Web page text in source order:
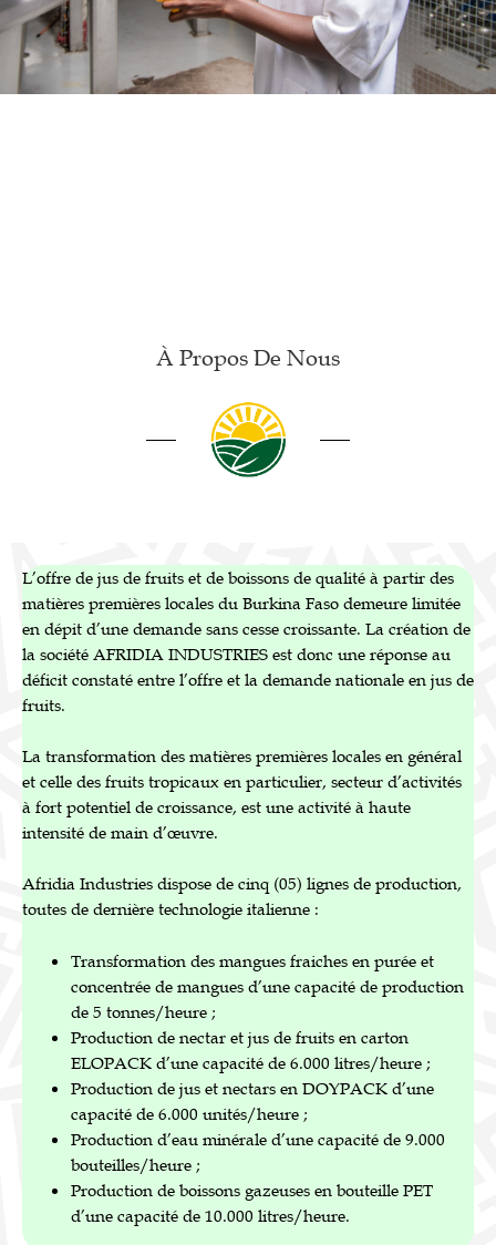
À Propos De Nous
L’offre de jus de fruits et de boissons de qualité à partir des
matières premières locales du Burkina Faso demeure limitée
en dépit d’une demande sans cesse croissante. La création de
la société AFRIDIA INDUSTRIES est donc une réponse au
déficit constaté entre l’offre et la demande nationale en jus de
fruits.
La transformation des matières premières locales en général
et celle des fruits tropicaux en particulier, secteur d’activités
à fort potentiel de croissance, est une activité à haute
intensité de main d’œuvre.
Afridia Industries dispose de cinq (05) lignes de production,
toutes de dernière technologie italienne :
Transformation des mangues fraiches en purée et
concentrée de mangues d’une capacité de production
de 5 tonnes/heure ;
Production de nectar et jus de fruits en carton
ELOPACK d’une capacité de 6.000 litres/heure ;
Production de jus et nectars en DOYPACK d’une
capacité de 6.000 unités/heure ;
Production d’eau minérale d’une capacité de 9.000
bouteilles/heure ;
Production de boissons gazeuses en bouteille PET
d’une capacité de 10.000 litres/heure.